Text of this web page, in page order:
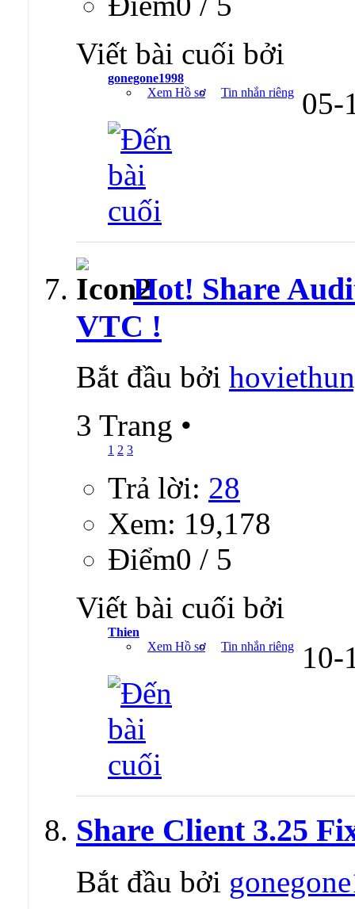
Viết bài cuối bởi
gonegone1998
Xem Hồ sơ
Tin nhắn riêng 05-
Hot! Share
VTC !
Bắt đầu bởi
3 Trang •
1 2 3
Trả lời: 28
Xem: 19,178
Ðiểm0 / 5
Viết bài cuối bởi
Thien
Xem Hồ sơ
Tin nhắn riêng 10-
Share Client 3.25
Bắt đầu bởi